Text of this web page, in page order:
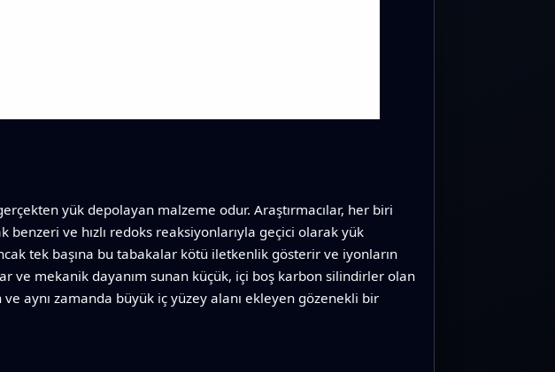
yük depolayan malzeme odur. Araştırmacılar, her biri
ve hızlı redoks reaksiyonlarıyla geçici olarak yük
tek başına bu tabakalar kötü iletkenlik gösterir ve iyonların
ve mekanik dayanım sunan küçük, içi boş karbon silindirler olan
aynı zamanda büyük iç yüzey alanı ekleyen gözenekli bir